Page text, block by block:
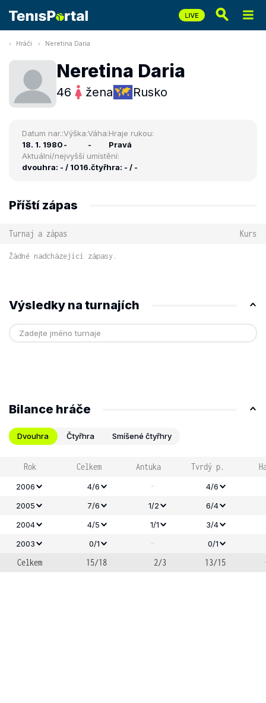
Hráči Neretina Daria
Neretina Daria
46 žena Rusko
Datum nar.:
18. 1. 1980
Výška:
-
Váha:
-
Hraje rukou:
Pravá
Aktuální/nejvyšší umístění:
dvouhra: - / 1016.čtyřhra: - / -
Příští zápas
Turnaj a zápas Kurs
Žádné nadcházející zápasy.
Výsledky na turnajích
Bilance hráče
Dvouhra Čtyřhra Smíšené čtyřhry
Rok Celkem Antuka Tvrdý p.
2006 4/6 -
4/6
2005
7/6 1/2
6/4
2004
4/5 1/1
3/4
2003
0/1 - 0/1
Celkem 15/18 2/3 13/15